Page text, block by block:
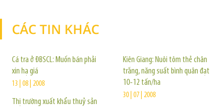
CÁC TIN KHÁC
Cá tra ở ĐBSCL: Muốn bán phải
xin hạ giá
13 | 08 | 2008
Thị trường xuất khẩu thuỷ sản
Kiên Giang: Nuôi tôm thẻ chân
trắng, năng suất bình quân đạt
10-12 tấn/ha
30 | 07 | 2008